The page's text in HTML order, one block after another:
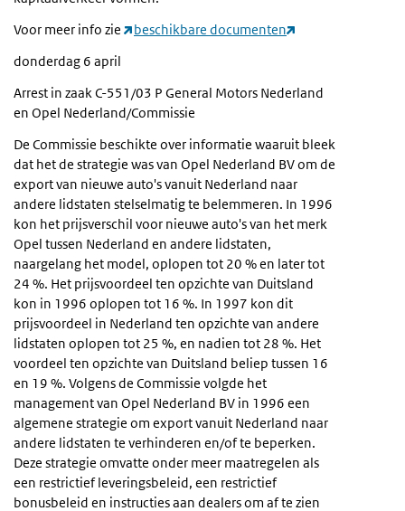
Voor meer info zie
beschikbare documenten
donderdag 6 april
Arrest in zaak C-551/03 P General Motors Nederland
en Opel Nederland/Commissie
De Commissie beschikte over informatie waaruit bleek
dat het de strategie was van Opel Nederland BV om de
export van nieuwe auto's vanuit Nederland naar
andere lidstaten stelselmatig te belemmeren. In 1996
kon het prijsverschil voor nieuwe auto's van het merk
Opel tussen Nederland en andere lidstaten,
naargelang het model, oplopen tot 20 % en later tot
24 %. Het prijsvoordeel ten opzichte van Duitsland
kon in 1996 oplopen tot 16 %. In 1997 kon dit
prijsvoordeel in Nederland ten opzichte van andere
lidstaten oplopen tot 25 %, en nadien tot 28 %. Het
voordeel ten opzichte van Duitsland beliep tussen 16
en 19 %. Volgens de Commissie volgde het
management van Opel Nederland BV in 1996 een
algemene strategie om export vanuit Nederland naar
andere lidstaten te verhinderen en/of te beperken.
Deze strategie omvatte onder meer maatregelen als
een restrictief leveringsbeleid, een restrictief
bonusbeleid en instructies aan dealers om af te zien